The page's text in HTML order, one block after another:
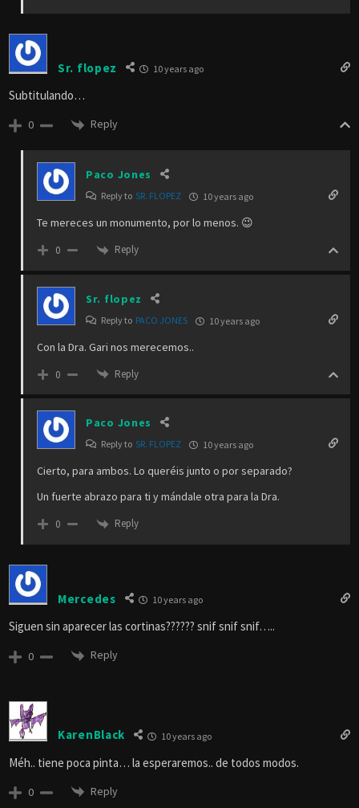
Sr. flopez 10 years ago
Subtitulando…
0 Reply
Paco Jones
Reply to SR. FLOPEZ 10 years ago
Te mereces un monumento, por lo menos. 😉
0 Reply
Sr. flopez
Reply to PACO JONES 10 years ago
Con la Dra. Gari nos merecemos..
0 Reply
Paco Jones
Reply to SR. FLOPEZ 10 years ago
Cierto, para ambos. Lo queréis junto o por separado?
Un fuerte abrazo para ti y mándale otra para la Dra.
0 Reply
Mercedes 10 years ago
Siguen sin aparecer las cortinas?????? snif snif snif…..
0 Reply
KarenBlack 10 years ago
Méh.. tiene poca pinta… la esperaremos.. de todos modos.
0 Reply